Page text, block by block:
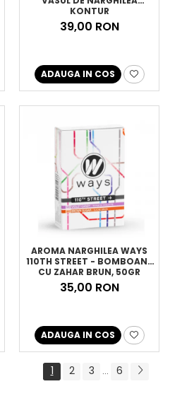
KONTUR
39,00 RON
ADAUGA IN COS
AROMA NARGHILEA WAYS
110TH STREET - BOMBOANE
CU ZAHAR BRUN, 50GR
35,00 RON
ADAUGA IN COS
1 2 3 ... 6